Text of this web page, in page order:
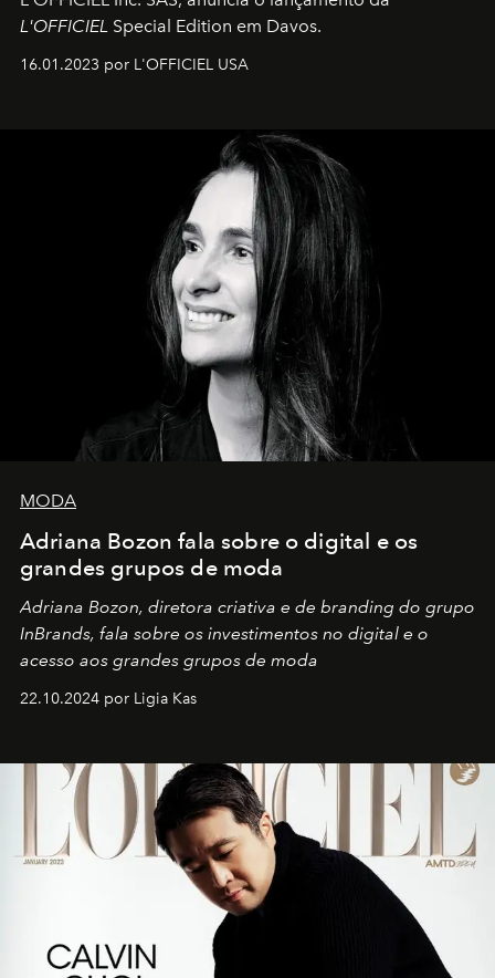
L'OFFICIEL Special Edition em Davos.
16.01.2023 por L'OFFICIEL USA
MODA
Adriana Bozon fala sobre o digital e os
grandes grupos de moda
Adriana Bozon, diretora criativa e de branding do grupo
InBrands, fala sobre os investimentos no digital e o
acesso aos grandes grupos de moda
22.10.2024 por Ligia Kas